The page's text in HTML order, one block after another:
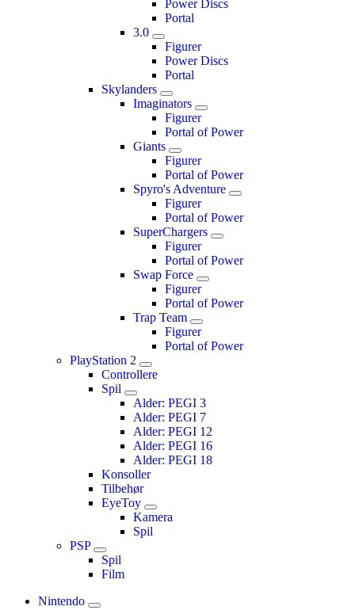
Power Discs
Portal
3.0
Figurer
Power Discs
Portal
Skylanders
Imaginators
Figurer
Portal of Power
Giants
Figurer
Portal of Power
Spyro's Adventure
Figurer
Portal of Power
SuperChargers
Figurer
Portal of Power
Swap Force
Figurer
Portal of Power
Trap Team
Figurer
Portal of Power
PlayStation 2
Controllere
Spil
Alder: PEGI 3
Alder: PEGI 7
Alder: PEGI 12
Alder: PEGI 16
Alder: PEGI 18
Konsoller
Tilbehør
EyeToy
Kamera
Spil
PSP
Spil
Film
Nintendo